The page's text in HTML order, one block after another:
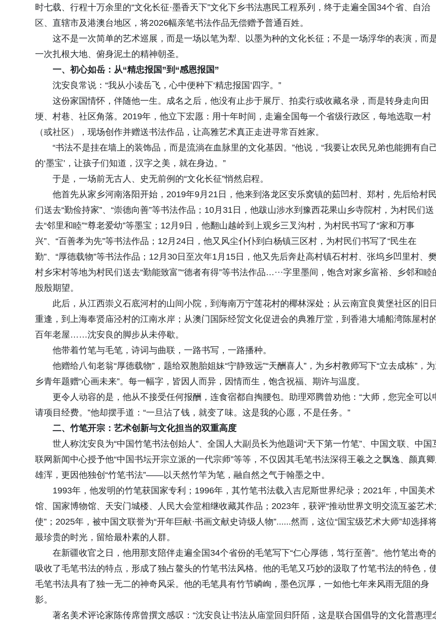
时七载、行程十万余里的“文化长征·墨香天下”文化下乡书法惠民工程系列，终于走遍全国34个省、自治
区、直辖市及港澳台地区，将2026幅亲笔书法作品无偿赠予普通百姓。
这不是一次简单的艺术巡展，而是一场以笔为犁、以墨为种的文化长征；不是一场浮华的表演，而
一次扎根大地、俯身泥土的精神朝圣。
一、初心如岳：从“精忠报国”到“感恩报国”
沈安良常说：“我从小读岳飞，心中便种下‘精忠报国’四字。”
这份家国情怀，伴随他一生。成名之后，他没有止步于展厅、拍卖行或收藏名录，而是转身走向田
埂、村巷、社区角落。2019年，他立下宏愿：用十年时间，走遍全国每一个省级行政区，每地选取一村
（或社区），现场创作并赠送书法作品，让高雅艺术真正走进寻常百姓家。
“书法不是挂在墙上的装饰品，而是流淌在血脉里的文化基因。”他说，“我要让农民兄弟也能拥有自
的‘墨宝’，让孩子们知道，汉字之美，就在身边。”
于是，一场前无古人、史无前例的“文化长征”悄然启程。
他首先从家乡河南洛阳开始，2019年9月21日，他来到洛龙区安乐窝镇的茹凹村、郑村，先后给村民
们送去“勤俭持家”、“崇德向善”等书法作品；10月31日，他跋山涉水到豫西花果山乡寺院村，为村民们送
去“邻里和睦”“尊老爱幼”等墨宝；12月9日，他翻山越岭到上观乡三叉沟村，为村民书写了“家和万事
兴”、“百善孝为先”等书法作品；12月24日，他又风尘仆仆到白杨镇三区村，为村民们书写了“民生在
勤”、“厚德载物”等书法作品；12月30日至次年1月15日，他又先后奔赴高村镇石村村、张坞乡凹里村、
村乡宋村等地为村民们送去“勤能致富”“德者有得”等书法作品…···字里墨间，饱含对家乡富裕、乡邻和睦
殷殷期望。
此后，从江西崇义石底河村的山间小院，到海南万宁莲花村的椰林深处；从云南宜良黄堡社区的旧日
重逢，到上海奉贤庙泾村的江南水岸；从澳门国际经贸文化促进会的典雅厅堂，到香港大埔船湾陈屋村
百年老屋……沈安良的脚步从未停歇。
他带着竹笔与毛笔，诗词与曲联，一路书写，一路播种。
他赠给八旬老翁“厚德载物”，题给双胞胎姐妹“宁静致远”“天酬喜人”，为乡村教师写下“立去成栋”，
乡青年题赠“心画未来”。每一幅字，皆因人而异，因情而生，饱含祝福、期许与温度。
更令人动容的是，他从不接受任何报酬，连食宿都自掏腰包。助理邓腾曾劝他：“大师，您完全可以
请项目经费。”他却摆手道：“一旦沾了钱，就变了味。这是我的心愿，不是任务。”
二、竹笔开宗：艺术创新与文化担当的双重高度
世人称沈安良为“中国竹笔书法创始人”、全国人大副员长为他题词“天下第一竹笔”、中国文联、中国
联网新闻中心授予他“中国书坛开宗立派的一代宗师”等等，不仅因其毛笔书法深得王羲之之飘逸、颜真卿
雄浑，更因他独创“竹笔书法”——以天然竹竿为笔，融自然之气于翰墨之中。
1993年，他发明的竹笔获国家专利；1996年，其竹笔书法载入吉尼斯世界纪录；2021年，中国美术
馆、国家博物馆、天安门城楼、人民大会堂相继收藏其作品；2023年，获评“推动世界文明交流互鉴艺术
使”；2025年，被中国文联誉为“开年巨献·书画文献史诗级人物”......然而，这位“国宝级艺术大师”却选择
最珍贵的时光，留给最朴素的人群。
在新疆收官之日，他用那支陪伴走遍全国34个省份的毛笔写下“仁心厚德，笃行至善”。他竹笔出奇的
吸收了毛笔书法的特点，形成了独占鳌头的竹笔书法风格。他的毛笔又巧妙的汲取了竹笔书法的特色，
毛笔书法具有了独一无二的神奇风采。他的毛笔具有竹节嶙峋，墨色沉厚，一如他七年来风雨无阻的身
影。
著名美术评论家陈传席曾撰文感叹：“沈安良让书法从庙堂回归阡陌，这是联合国倡导的文化普惠理